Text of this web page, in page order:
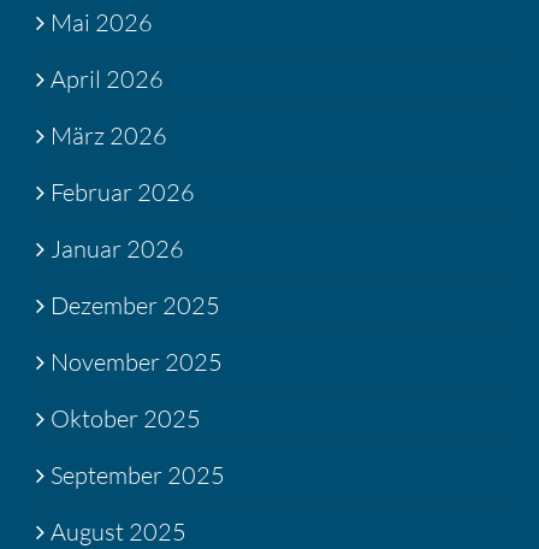
Mai 2026
April 2026
März 2026
Februar 2026
Januar 2026
Dezember 2025
November 2025
Oktober 2025
September 2025
August 2025